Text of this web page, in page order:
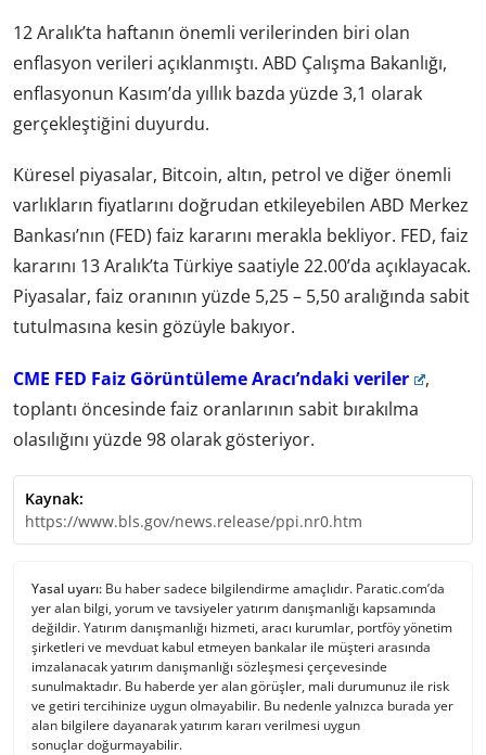
12 Aralık’ta haftanın önemli verilerinden biri olan
enflasyon verileri açıklanmıştı. ABD Çalışma Bakanlığı,
enflasyonun Kasım’da yıllık bazda yüzde 3,1 olarak
gerçekleştiğini duyurdu.
Küresel piyasalar, Bitcoin, altın, petrol ve diğer önemli
varlıkların fiyatlarını doğrudan etkileyebilen ABD Merkez
Bankası’nın (FED) faiz kararını merakla bekliyor. FED, faiz
kararını 13 Aralık’ta Türkiye saatiyle 22.00’da açıklayacak.
Piyasalar, faiz oranının yüzde 5,25 – 5,50 aralığında sabit
tutulmasına kesin gözüyle bakıyor.
CME FED Faiz Görüntüleme Aracı’ndaki veriler
,
toplantı öncesinde faiz oranlarının sabit bırakılma
olasılığını yüzde 98 olarak gösteriyor.
Kaynak:
https://www.bls.gov/news.release/ppi.nr0.htm
Yasal uyarı: Bu haber sadece bilgilendirme amaçlıdır. Paratic.com’da
yer alan bilgi, yorum ve tavsiyeler yatırım danışmanlığı kapsamında
değildir. Yatırım danışmanlığı hizmeti, aracı kurumlar, portföy yönetim
şirketleri ve mevduat kabul etmeyen bankalar ile müşteri arasında
imzalanacak yatırım danışmanlığı sözleşmesi çerçevesinde
sunulmaktadır. Bu haberde yer alan görüşler, mali durumunuz ile risk
ve getiri tercihinize uygun olmayabilir. Bu nedenle yalnızca burada yer
alan bilgilere dayanarak yatırım kararı verilmesi uygun
sonuçlar doğurmayabilir.